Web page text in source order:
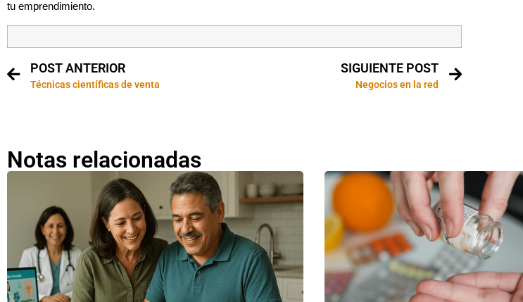
tu emprendimiento.
POST ANTERIOR
Técnicas científicas de venta
SIGUIENTE POST
Negocios en la red
Notas relacionadas